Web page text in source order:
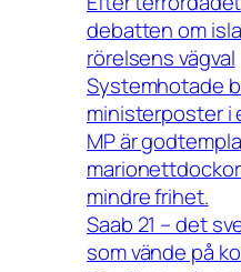
debatten om
rörelsens vägval
Systemhotade
ministerposter i
MP är
mindre frihet.
Saab 21 – det
som vände på